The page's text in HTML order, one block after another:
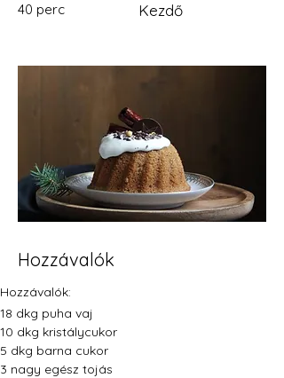
40 perc Kezdő
Hozzávalók
Hozzávalók:
18 dkg puha vaj
10 dkg kristálycukor
5 dkg barna cukor
3 nagy egész tojás